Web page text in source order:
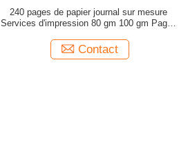
240 pages de papier journal sur mesure
Services d'impression 80 gm 100 gm Pages
Contact